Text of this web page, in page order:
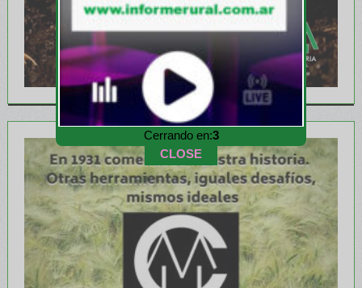
Cerrando en:1
CLOSE